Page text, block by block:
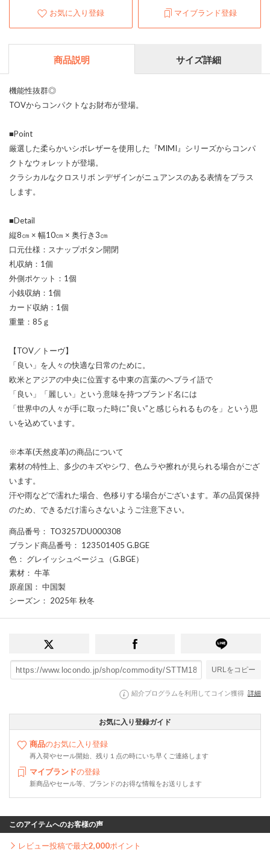
お気に入り登録 マイブランド登録
商品説明 サイズ詳細
機能性抜群◎
TOVからコンパクトなお財布が登場。
■Point
厳選した柔らかいシボレザーを使用した『MIMI』シリーズからコンパ
クトなウォレットが登場。
クラシカルなクロスリボ ンデザインがニュアンスのある表情をプラス
します。
■Detail
縦8㎝ × 幅10㎝ × 奥行き3㎝
口元仕様：スナップボタン開閉
札収納：1個
外側ポケット：1個
小銭収納：1個
カード収納：1個
重量：85ｇ
【TOV／トーヴ】
「良い」を人々の快適な日常のために。
欧米とアジアの中央に位置する中東の言葉のヘブライ語で
「良い」「麗しい」という意味を持つブランド名には
「世界中の人々が手に取った時に”良い”と感じられるものを」という思
いを込めています。
※本革(天然皮革)の商品について
素材の特性上、多少のキズやシワ、色ムラや擦れが見られる場合がござ
います。
汗や雨などで濡れた場合、色移りする場合がございます。革の品質保持
のため、できるだけ濡らさないようご注意下さい。
商品番号 ： TO3257DU000308
ブランド商品番号 ： 123501405 G.BGE
色 ： グレイッシュベージュ（G.BGE）
素材 ： 牛革
原産国 ： 中国製
シーズン ： 2025年 秋冬
URLをコピー
紹介プログラムを利用してコイン獲得 詳細
お気に入り登録ガイド
商品のお気に入り登録
再入荷やセール開始、残り１点の時にいち早くご連絡します
マイブランドの登録
新商品やセール等、ブランドのお得な情報をお送りします
このアイテムへのお客様の声
レビュー投稿で最大2,000ポイント